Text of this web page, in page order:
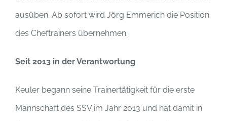
ausüben. Ab sofort wird Jörg Emmerich die Position
des Cheftrainers übernehmen.
Seit 2013 in der Verantwortung
Keuler begann seine Trainertätigkeit für die erste
Mannschaft des SSV im Jahr 2013 und hat damit in